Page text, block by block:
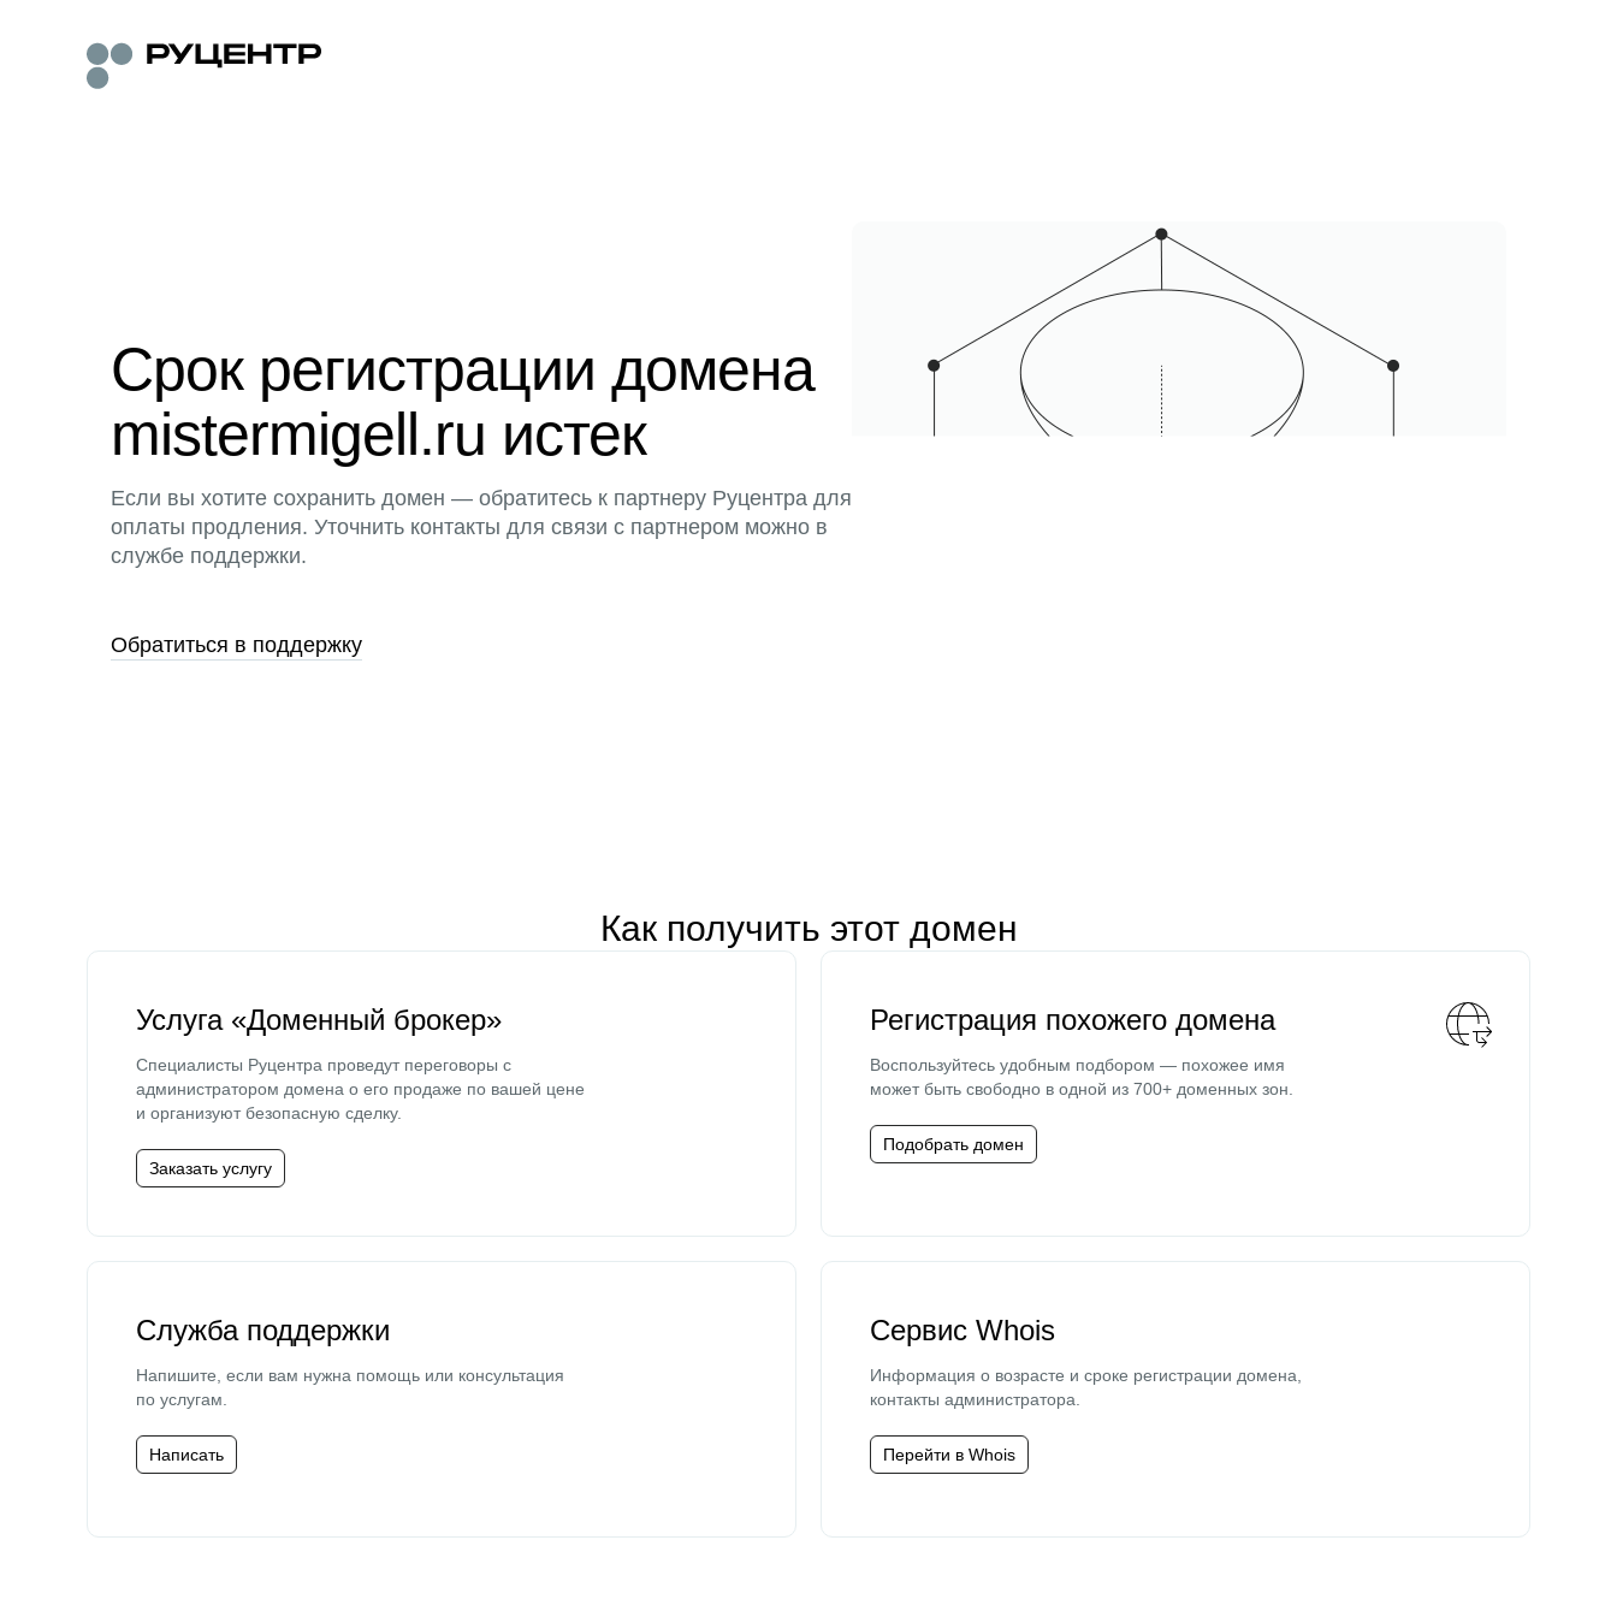
Срок регистрации домена
mistermigell.ru истек
Если вы хотите сохранить домен — обратитесь к партнеру Руцентра для
оплаты продления. Уточнить контакты для связи с партнером можно в
службе поддержки.
Обратиться в поддержку
Как получить этот домен
Услуга «Доменный брокер»
Специалисты Руцентра проведут переговоры с
администратором домена о его продаже по вашей цене
и организуют безопасную сделку.
Заказать услугу
Регистрация похожего домена
Воспользуйтесь удобным подбором — похожее имя
может быть свободно в одной из 700+ доменных зон.
Подобрать домен
Служба поддержки
Напишите, если вам нужна помощь или консультация
по услугам.
Написать
Сервис Whois
Информация о возрасте и сроке регистрации домена,
контакты администратора.
Перейти в Whois